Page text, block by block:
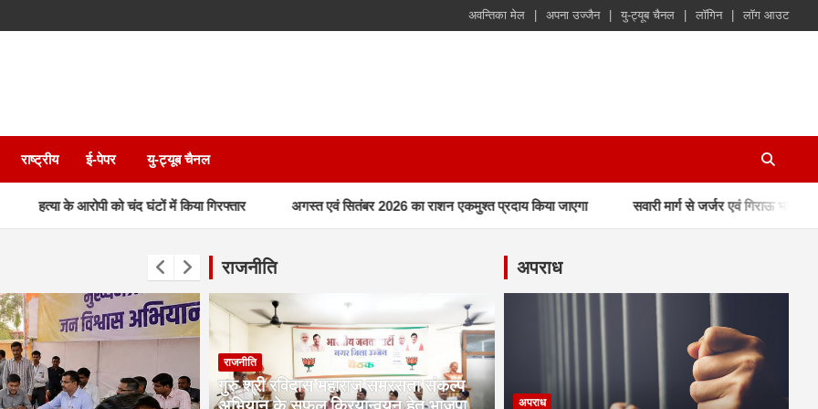
अवन्तिका मेल अपना उज्जैन यु-ट्यूब चैनल लॉगिन लॉग आउट
राष्ट्रीय ई-पेपर यु-ट्यूब चैनल
को चंद घंटों में किया गिरफ्तार अगस्त एवं सितंबर 2026 का राशन एकमुश्त प्रदाय किया जाएगा सवारी मार्ग से जर्जर एवं गिराऊ भवन हटाने की कार्यवाही की
राजनीति
राजनीति
गुरु श्री रविदास महाराज समरसता संकल्प
अपराध
अपराध